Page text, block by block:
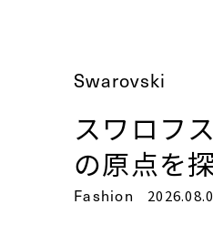
Swarovski
スワロフ
の原点を
Fashion